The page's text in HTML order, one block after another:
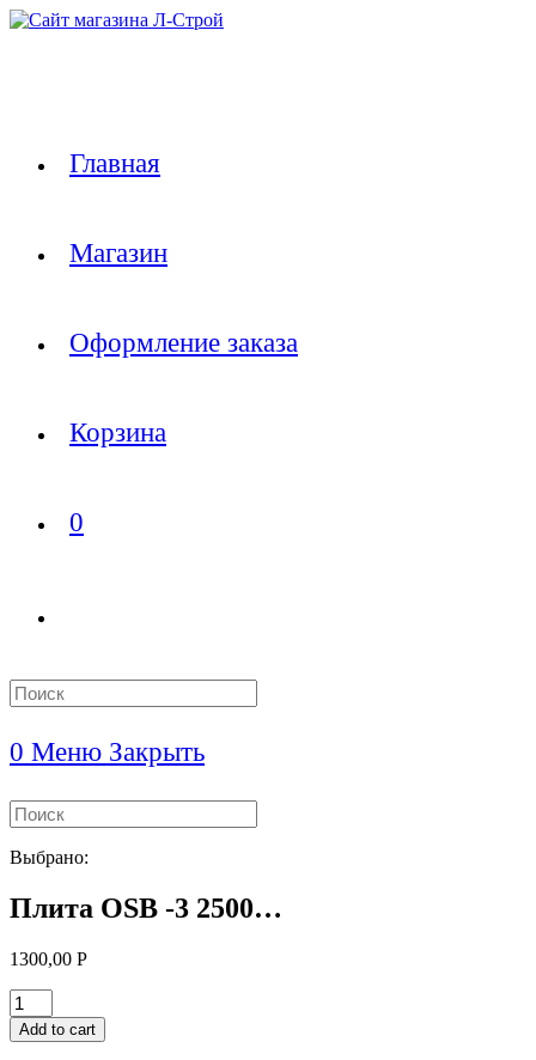
Перейти
Главная
Магазин
Оформление заказа
Корзина
0
Search
this
0 Меню Закрыть
Search
this
website
Выбрано:
Плита OSB -3 2500…
1300,00 Р
Плита
OSB
-3
Add to cart